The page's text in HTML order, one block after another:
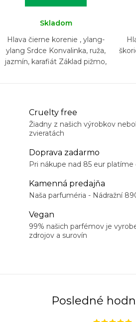
Skladom
Hlava čierne korenie , ylang-
ylang Srdce Konvalinka, ruža,
jazmín, karafiát Základ pižmo,
Cruelty free
Žiadny z našich výrobkov
zvieratách
Doprava zadarmo
Pri nákupe nad 85 eur platíme
Kamenná predajňa
Naša parfuméria - Nádražní
Vegan
99% našich parfémov je
zdrojov a surovín
Posledné